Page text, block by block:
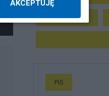
DONALD TUSK
PiS
AKCEPTUJĘ